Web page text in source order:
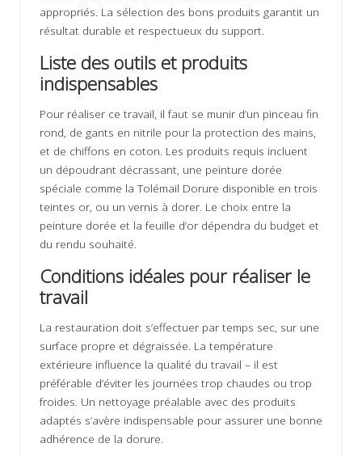
appropriés. La sélection des bons produits garantit un
résultat durable et respectueux du support.
Liste des outils et produits
indispensables
Pour réaliser ce travail, il faut se munir d’un pinceau fin
rond, de gants en nitrile pour la protection des mains,
et de chiffons en coton. Les produits requis incluent
un dépoudrant décrassant, une peinture dorée
spéciale comme la Tolémail Dorure disponible en trois
teintes or, ou un vernis à dorer. Le choix entre la
peinture dorée et la feuille d’or dépendra du budget et
du rendu souhaité.
Conditions idéales pour réaliser le
travail
La restauration doit s’effectuer par temps sec, sur une
surface propre et dégraissée. La température
extérieure influence la qualité du travail – il est
préférable d’éviter les journées trop chaudes ou trop
froides. Un nettoyage préalable avec des produits
adaptés s’avère indispensable pour assurer une bonne
adhérence de la dorure.